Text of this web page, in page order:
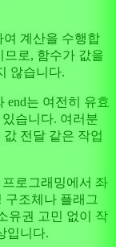
여 계산을 수행합
므로, 함수가 값을
않습니다.
end는 여전히 유효
습니다. 여러분
전달 같은 작업
로그래밍에서 좌
구조체나 플래그
유권 고민 없이 작
입니다.